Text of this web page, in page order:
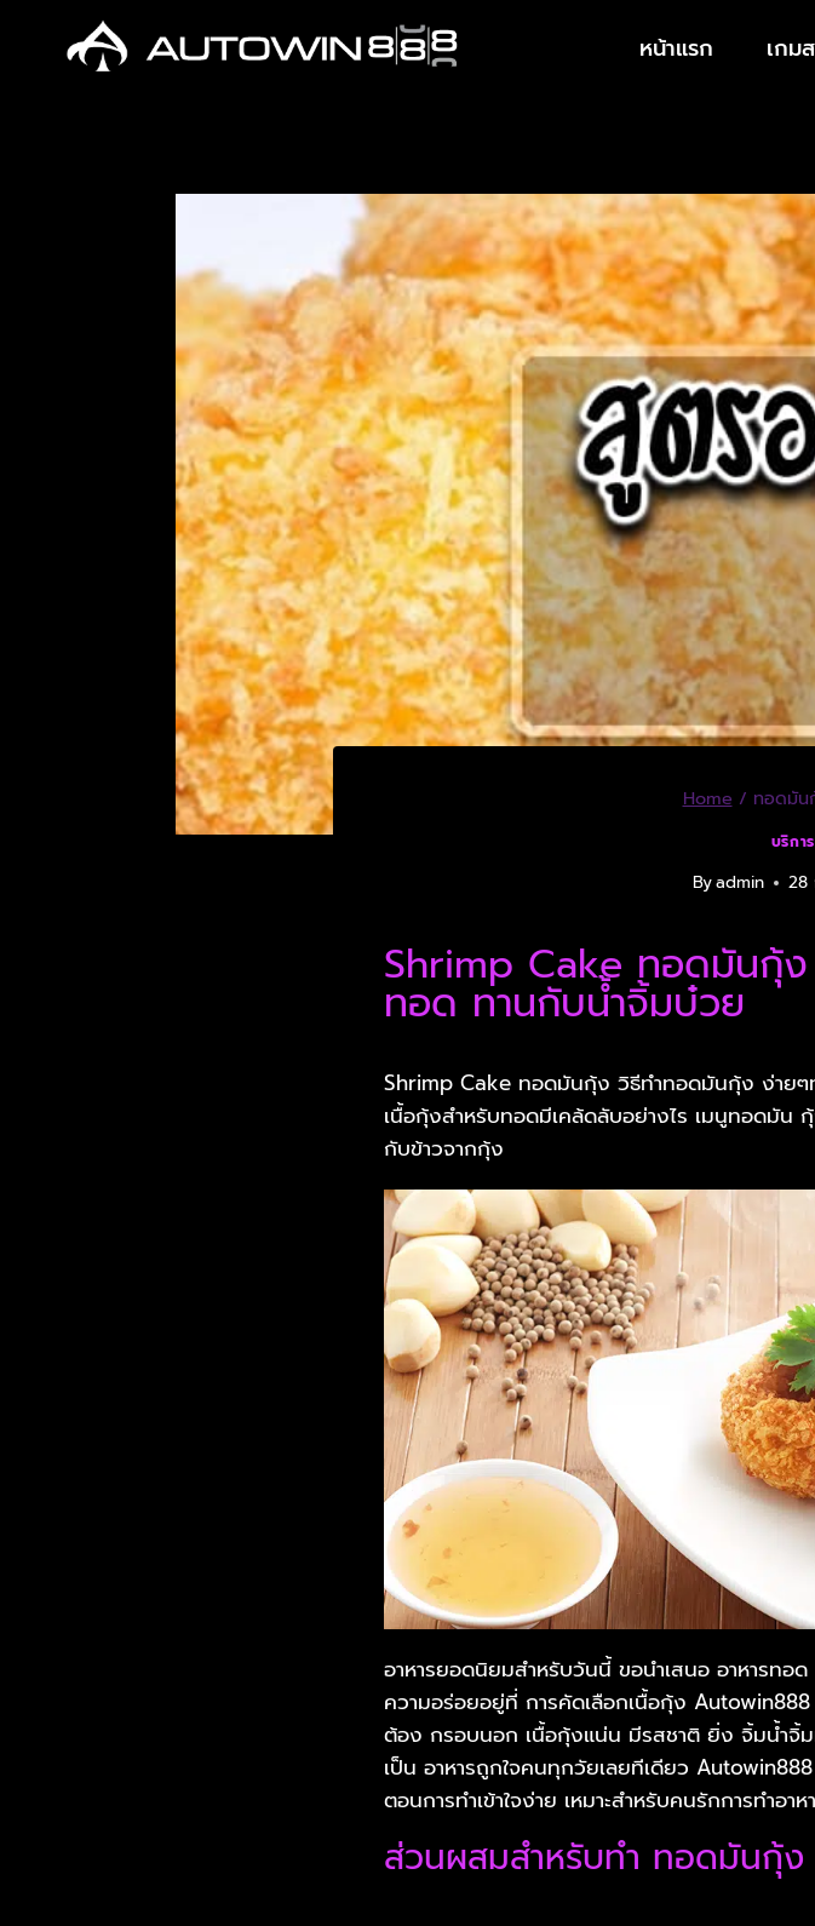
หน้าแรก เกม
Home / ทอดมัน
บริกา
Byadmin 28
Shrimp Cake ทอดมันกุ้ง
ทอด ทานกับน้ำจิ้มบ๋วย
Shrimp Cake ทอดมันกุ้ง วิธีทำทอดมันกุ้ง ง่ายๆ
เนื้อกุ้งสำหรับทอดมีเคล้ดลับอย่างไร เมนูทอดมัน
กับข้าวจากกุ้ง
อาหารยอดนิยมสำหรับวันนี้ ขอนำเสนอ อาหารท
ความอร่อยอยู่ที่ การคัดเลือกเนื้อกุ้ง Autowin888
ต้อง กรอบนอก เนื้อกุ้งแน่น มีรสชาติ ยิ่ง จิ้มน้ำจิ้
เป็น อาหารถูกใจคนทุกวัยเลยทีเดียว Autowin888
ตอนการทำเข้าใจง่าย เหมาะสำหรับคนรักการทำอาห
ส่วนผสมสำหรับทำ ทอดมันกุ้ง